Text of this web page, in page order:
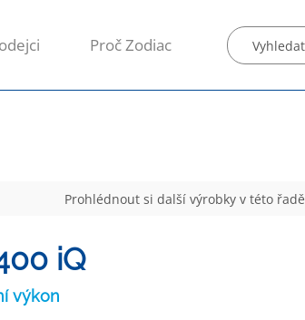
Proč Zodiac
Prohlédnout si další výrobky v této řadě
iQ
výkon